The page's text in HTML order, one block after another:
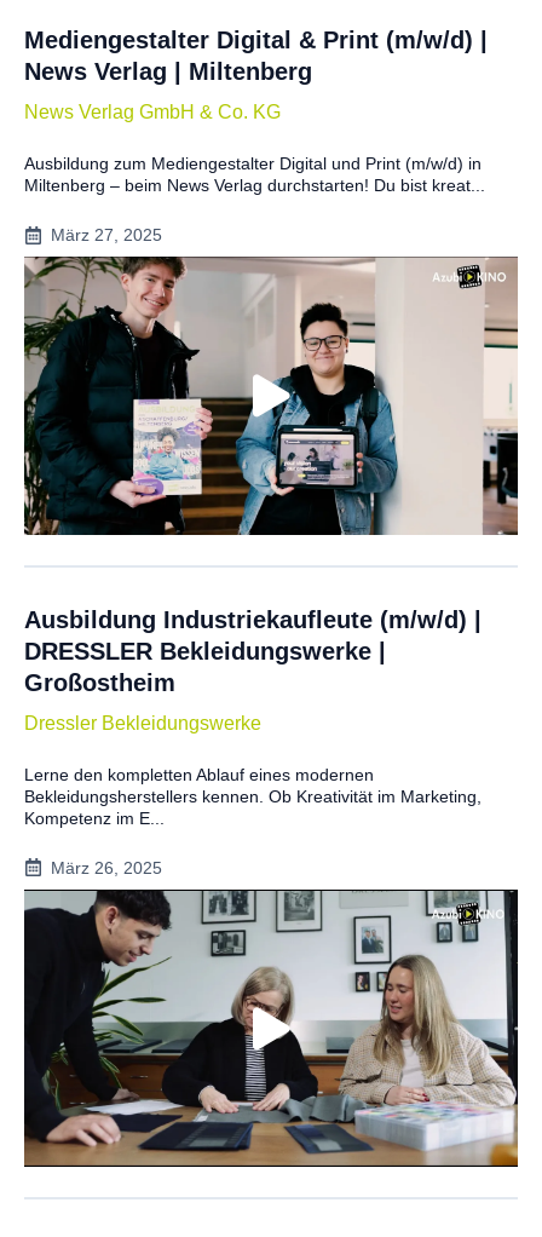
Mediengestalter Digital & Print (m/w/d) |
News Verlag | Miltenberg
News Verlag GmbH & Co. KG
Ausbildung zum Mediengestalter Digital und Print (m/w/d) in
Miltenberg – beim News Verlag durchstarten! Du bist kreat...
März 27, 2025
Ausbildung Industriekaufleute (m/w/d) |
DRESSLER Bekleidungswerke |
Großostheim
Dressler Bekleidungswerke
Lerne den kompletten Ablauf eines modernen
Bekleidungsherstellers kennen. Ob Kreativität im Marketing,
Kompetenz im E...
März 26, 2025